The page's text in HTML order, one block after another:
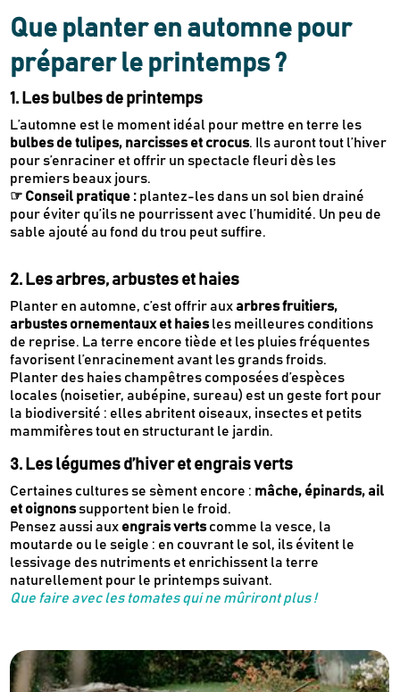
Que planter en automne pour
préparer le printemps ?
1. Les bulbes de printemps
L’automne est le moment idéal pour mettre en terre les
bulbes de tulipes, narcisses et crocus. Ils auront tout l’hiver
pour s’enraciner et offrir un spectacle fleuri dès les
premiers beaux jours.
☞ Conseil pratique : plantez-les dans un sol bien drainé
pour éviter qu’ils ne pourrissent avec l’humidité. Un peu de
sable ajouté au fond du trou peut suffire.
2. Les arbres, arbustes et haies
Planter en automne, c’est offrir auxarbres fruitiers,
arbustes ornementaux et haiesles meilleures conditions
de reprise. La terre encore tiède et les pluies fréquentes
favorisent l’enracinement avant les grands froids.
Planter des haies champêtres composées d’espèces
locales (noisetier, aubépine, sureau) est un geste fort pour
la biodiversité : elles abritent oiseaux, insectes et petits
mammifères tout en structurant le jardin.
3. Les légumes d’hiver et engrais verts
Certaines cultures se sèment encore : mâche, épinards, ail
et oignonssupportent bien le froid.
Pensez aussi aux engrais vertscomme la vesce, la
moutarde ou le seigle : en couvrant le sol, ils évitent le
lessivage des nutriments et enrichissent la terre
naturellement pour le printemps suivant.
Que faire avec les tomates qui ne mûriront plus !